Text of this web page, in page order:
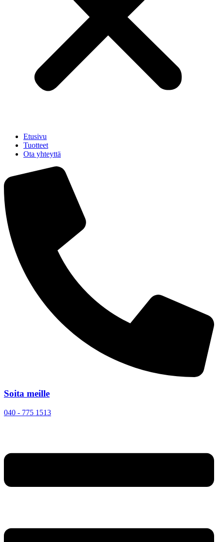
Etusivu
Tuotteet
Ota yhteyttä
Soita meille
040 - 775 1513